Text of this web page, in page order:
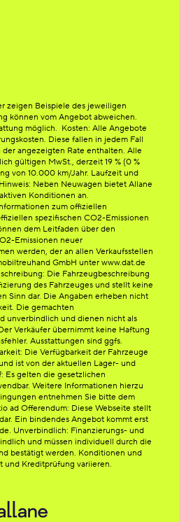
zeigen Beispiele des jeweiligen
können vom Angebot abweichen.
möglich. Kosten: Alle Angebote
Diese fallen in jedem Fall
angezeigten Rate enthalten. Alle
gültigen MwSt., derzeit 19 % (0 %
von 10.000 km/Jahr. Laufzeit und
Neben Neuwagen bietet Allane
Konditionen an.
zum offiziellen
spezifischen CO2-Emissionen
dem Leitfaden über den
Emissionen neuer
werden, der an allen Verkaufsstellen
GmbH unter www.dat.de
Die Fahrzeugbeschreibung
des Fahrzeuges und stellt keine
Sinn dar. Die Angaben erheben nicht
Die gemachten
unverbindlich und dienen nicht als
Verkäufer übernimmt keine Haftung
Ausstattungen sind ggfs.
Die Verfügbarkeit der Fahrzeuge
ist von der aktuellen Lager- und
Es gelten die gesetzlichen
Weitere Informationen hierzu
entnehmen Sie bitte dem
ad Offerendum: Diese Webseite stellt
Ein bindendes Angebot kommt erst
Unverbindlich: Finanzierungs- und
und müssen individuell durch die
bestätigt werden. Konditionen und
und Kreditprüfung variieren.